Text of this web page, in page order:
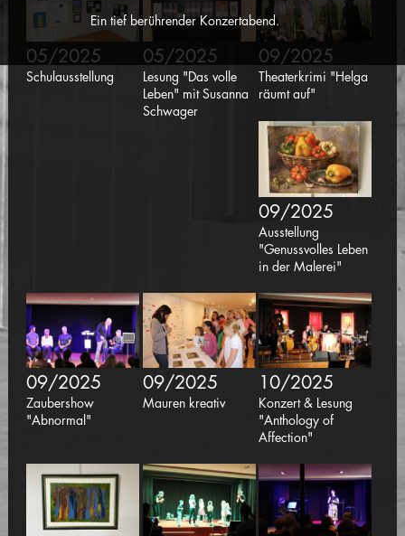
Ein tief berührender Konzertabend.
05/2025
Schulausstellung
05/2025
Lesung "Das volle
Leben" mit Susanna
Schwager
09/2025
Theaterkrimi "Helga
räumt auf"
09/2025
Ausstellung
"Genussvolles Leben
in der Malerei"
09/2025
Zaubershow
"Abnormal"
09/2025
Mauren kreativ
10/2025
Konzert & Lesung
"Anthology of
Affection"